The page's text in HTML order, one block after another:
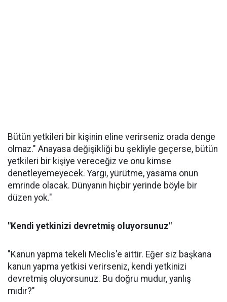
Bütün yetkileri bir kişinin eline verirseniz orada denge
olmaz." Anayasa değişikliği bu şekliyle geçerse, bütün
yetkileri bir kişiye vereceğiz ve onu kimse
denetleyemeyecek. Yargı, yürütme, yasama onun
emrinde olacak. Dünyanın hiçbir yerinde böyle bir
düzen yok."
"Kendi yetkinizi devretmiş oluyorsunuz"
"Kanun yapma tekeli Meclis'e aittir. Eğer siz başkana
kanun yapma yetkisi verirseniz, kendi yetkinizi
devretmiş oluyorsunuz. Bu doğru mudur, yanlış
mıdır?"